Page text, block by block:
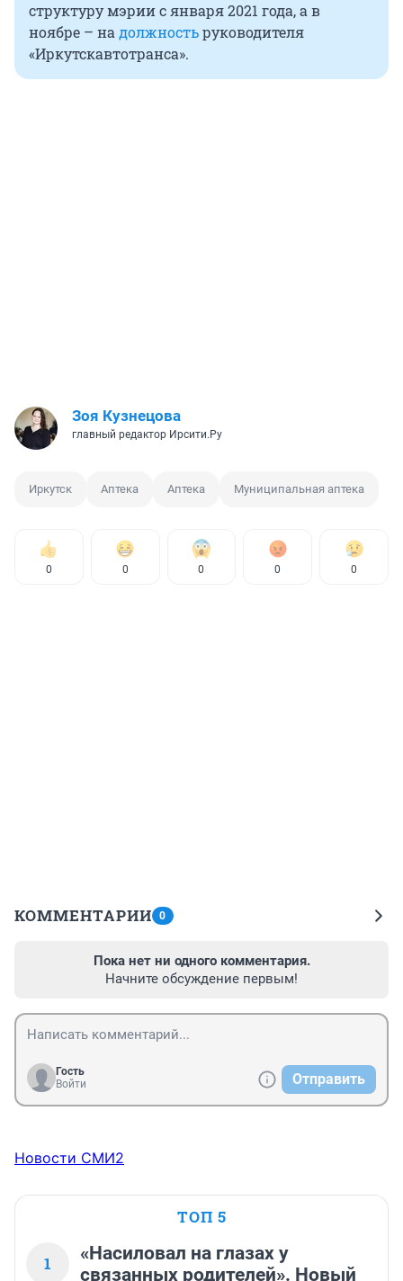
структуру мэрии с января 2021 года, а в
ноябре – на должностьруководителя
«Иркутскавтотранса».
Зоя Кузнецова
главный редактор Ирсити.Ру
Иркутск Аптека Аптека Муниципальная аптека
0 0 0 0 0
КОММЕНТАРИИ 0
Пока нет ни одного комментария.
Начните обсуждение первым!
Гость
Войти
Отправить
Новости СМИ2
ТОП 5
1
«Насиловал на глазах у
связанных родителей». Новый